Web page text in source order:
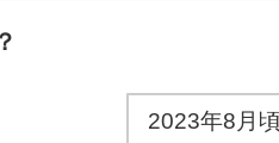
2023年8月